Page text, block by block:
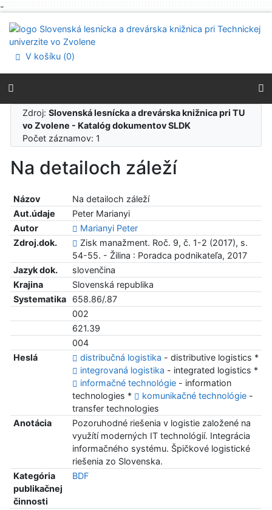
-
Prejsť na menu
Prehlásenie o webovej prístupnosti
V košíku (0)
Zdroj:Slovenská lesnícka a drevárska knižnica pri TU
vo Zvolene - Katalóg dokumentov SLDK
Počet záznamov: 1
Na detailoch záleží
Názov
Na detailoch záleží
Aut.údaje
Peter Marianyi
Autor
Marianyi Peter
Zdroj.dok.
Zisk manažment. Roč. 9, č. 1-2 (2017), s.
54-55. - Žilina : Poradca podnikateľa, 2017
Jazyk dok.
slovenčina
Krajina
Slovenská republika
Systematika
658.86/.87
002
621.39
004
Heslá
distribučná logistika - distributive logistics *
integrovaná logistika - integrated logistics *
informačné technológie- information
technologies *
komunikačné technológie-
transfer technologies
Anotácia
Pozoruhodné riešenia v logistie založené na
využítí moderných IT technológií. Integrácia
informačného systému. Špičkové logistické
riešenia zo Slovenska.
Kategória
publikačnej
činnosti
BDF